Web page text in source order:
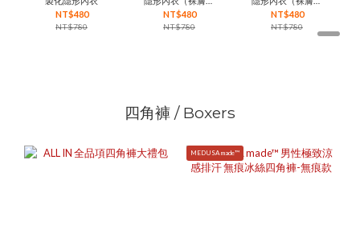
NT$480
NT$780
粉膚）
NT$480
NT$780
粉膚）
NT$480
NT$780
四角褲 / Boxers
MEDUSA made™